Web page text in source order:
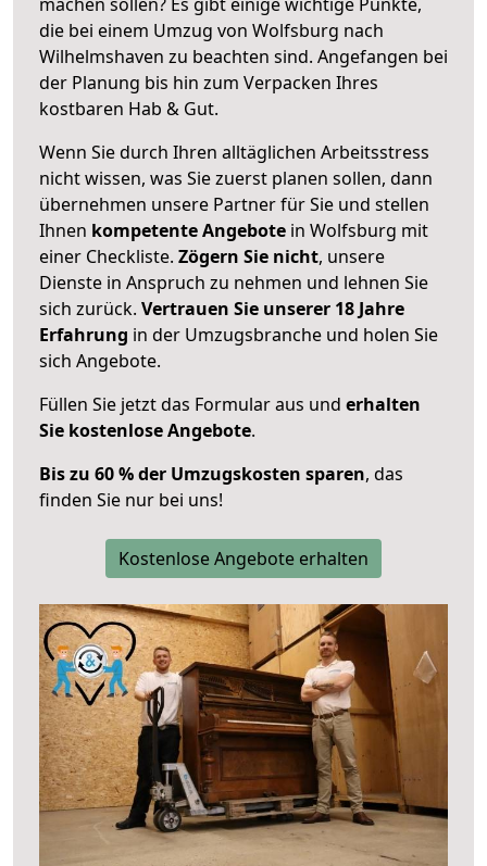
die bei einem Umzug von Wolfsburg nach
Wilhelmshaven zu beachten sind. Angefangen bei
der Planung bis hin zum Verpacken Ihres
kostbaren Hab & Gut.
Wenn Sie durch Ihren alltäglichen Arbeitsstress
nicht wissen, was Sie zuerst planen sollen, dann
übernehmen unsere Partner für Sie und stellen
Ihnen kompetente Angebote in Wolfsburg mit
einer Checkliste. Zögern Sie nicht, unsere
Dienste in Anspruch zu nehmen und lehnen Sie
sich zurück. Vertrauen Sie unserer 18 Jahre
Erfahrung in der Umzugsbranche und holen Sie
sich Angebote.
Füllen Sie jetzt das Formular aus und erhalten
Sie kostenlose Angebote.
Bis zu 60 % der Umzugskosten sparen, das
finden Sie nur bei uns!
Kostenlose Angebote erhalten